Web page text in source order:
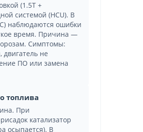
(1.5T +
системой (HCU). В
наблюдаются ошибки
время. Причина —
Симптомы:
двигатель не
ПО или замена
топлива
При
катализатор
осыпается). В